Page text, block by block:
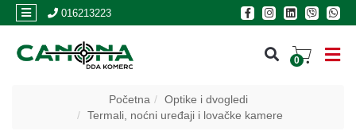
016213223
0
REGISTRACIJA
Početna
Optike i dvogledi
Termali, noćni uređaji i lovačke kamere